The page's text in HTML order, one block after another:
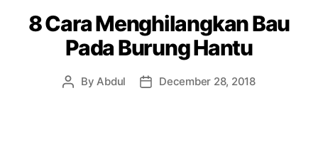
8 Cara Menghilangkan Bau
Pada Burung Hantu
PostByAbdul
PostDecember 28, 2018